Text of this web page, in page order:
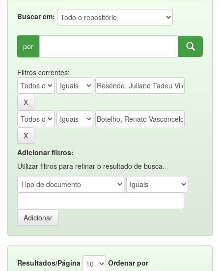
Buscar em:
por
Filtros correntes:
Adicionar filtros:
Utilizar filtros para refinar o resultado de busca.
Resultados/Página
Ordenar por